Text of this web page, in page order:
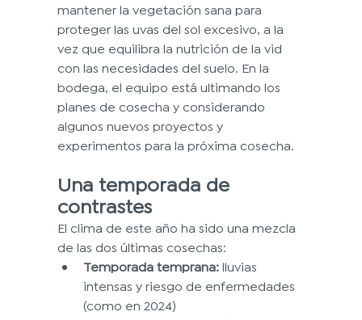
mantener la vegetación sana para
proteger las uvas del sol excesivo, a la
vez que equilibra la nutrición de la vid
con las necesidades del suelo. En la
bodega, el equipo está ultimando los
planes de cosecha y considerando
algunos nuevos proyectos y
experimentos para la próxima cosecha.
Una temporada de
contrastes
El clima de este año ha sido una mezcla
de las dos últimas cosechas:
Temporada temprana: lluvias
intensas y riesgo de enfermedades
(como en 2024)